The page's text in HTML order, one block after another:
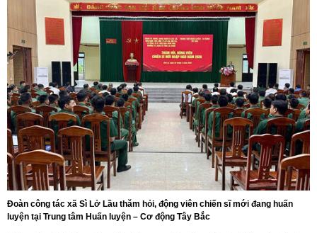
Đoàn công tác xã Sì Lở Lầu thăm hỏi, động viên chiến sĩ mới đang huấn
luyện tại Trung tâm Huấn luyện – Cơ động Tây Bắc